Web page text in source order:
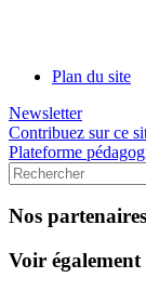
Plan du site
Newsletter
Contribuez sur ce
Plateforme
Nos partenaires
Voir également